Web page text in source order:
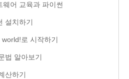
웨어 교육과 파이썬
설치하기
로 시작하기
법 알아보기
산하기